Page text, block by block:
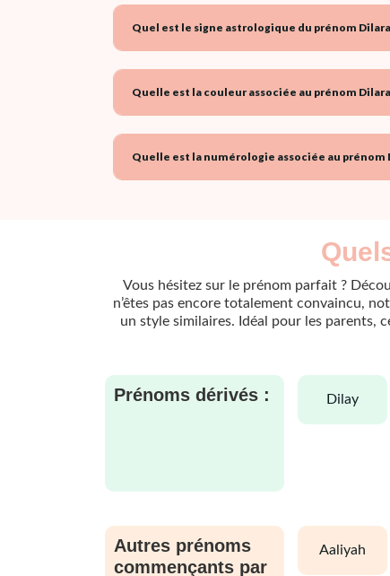
Quel est le signe astrologique du prénom Dilara
Quelle est la couleur associée au prénom Dilara
Quelle est la numérologie associée au prénom
Vous hésitez sur le prénom parfait ?
n’êtes pas encore totalement convaincu,
un style similaires. Idéal pour les parents,
Prénoms dérivés : dilay
Autres prénoms
commençants par
aaliyah